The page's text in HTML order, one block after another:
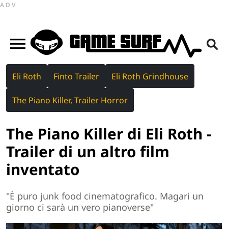
ADV
Eli Roth Finto Trailer Eli Roth Grindhouse
The Piano Killer, Trailer Horror
The Piano Killer di Eli Roth -
Trailer di un altro film
inventato
"È puro junk food cinematografico. Magari un
giorno ci sarà un vero pianoverse"